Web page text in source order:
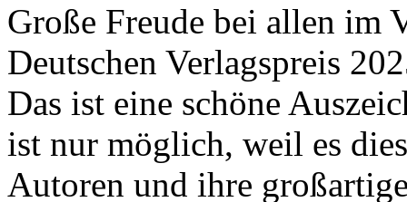
Große Freude bei allen im
Deutschen Verlagspreis
Das ist eine schöne
ist nur möglich, weil es
Autoren und ihre